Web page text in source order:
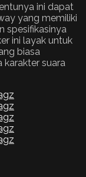
ini dapat
yang memiliki
spesifikasinya
ini layak untuk
biasa
karakter suara